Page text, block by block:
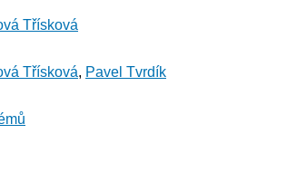
Třísková
Třísková, Pavel Tvrdík